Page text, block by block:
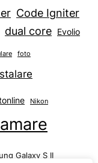
Code Igniter
dual core Evolio
foto
Nikon
Galaxy S II